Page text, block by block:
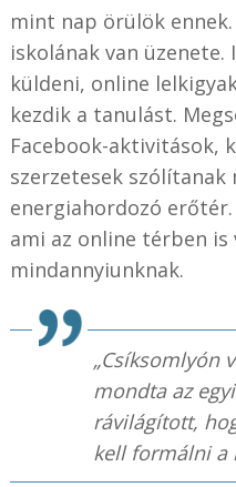
mint nap örülök
iskolának van
küldeni, online
kezdik a tanulást.
Facebook-aktivitások,
szerzetesek
energiahordozó
ami az online térben
mindannyiunknak.
„Csíksomlyón
mondta az
rávilágított,
kell formálni a